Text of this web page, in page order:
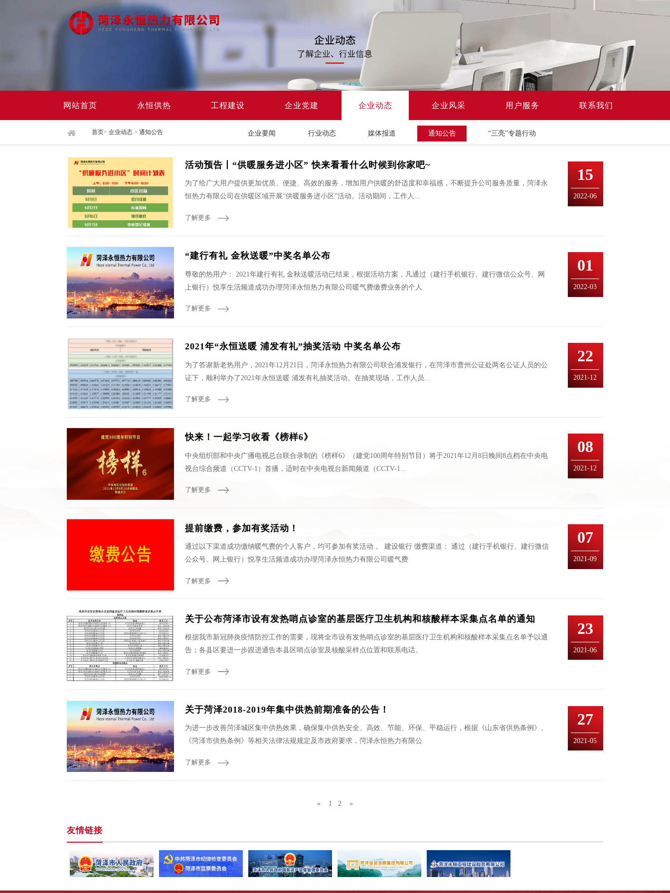
网站首页 永恒供热 工程建设 企业党建 企业动态 企业风采 用户服务 联系我们
首页> 企业动态> 通知公告 企业要闻 行业动态 媒体报道 通知公告 “三亮”专题行动
活动预告丨“供暖服务进小区” 快来看看什么时候到你家吧~
为了给广大用户提供更加优质、便捷、高效的服务，增加用户供暖的舒适度和幸福感，不断提升公司服务质量，菏泽永
恒热力有限公司在供暖区域开展“供暖服务进小区”活动。活动期间，工作人...
了解更多
15
2022-06
“建行有礼 金秋送暖”中奖名单公布
尊敬的热用户： 2021年建行有礼 金秋送暖活动已结束，根据活动方案，凡通过（建行手机银行、建行微信公众号、网
上银行）悦享生活频道成功办理菏泽永恒热力有限公司暖气费缴费业务的个人
了解更多
01
2022-03
2021年“永恒送暖 浦发有礼”抽奖活动 中奖名单公布
为了答谢新老热用户，2021年12月21日，菏泽永恒热力有限公司联合浦发银行，在菏泽市曹州公证处两名公证人员的公
证下，顺利举办了2021年永恒送暖 浦发有礼抽奖活动。在抽奖现场，工作人员...
了解更多
22
2021-12
快来！一起学习收看《榜样6》
中央组织部和中央广播电视总台联合录制的《榜样6》（建党100周年特别节目）将于2021年12月8日晚间8点档在中央电
视台综合频道（CCTV-1）首播，适时在中央电视台新闻频道（CCTV-1...
了解更多
08
2021-12
提前缴费，参加有奖活动！
通过以下渠道成功缴纳暖气费的个人客户，均可参加有奖活动 。 建设银行 缴费渠道： 通过（建行手机银行、建行微信
公众号、网上银行）悦享生活频道成功办理菏泽永恒热力有限公司暖气费
了解更多
07
2021-09
关于公布菏泽市设有发热哨点诊室的基层医疗卫生机构和核酸样本采集点名单的通知
根据我市新冠肺炎疫情防控工作的需要，现将全市设有发热哨点诊室的基层医疗卫生机构和核酸样本采集点名单予以通
告；各县区要进一步跟进通告本县区哨点诊室及核酸采样点位置和联系电话。
了解更多
23
2021-06
关于菏泽2018-2019年集中供热前期准备的公告！
为进一步改善菏泽城区集中供热效果，确保集中供热安全、高效、节能、环保、平稳运行，根据《山东省供热条例》、
《菏泽市供热条例》等相关法律法规规定及市政府要求，菏泽永恒热力有限公
了解更多
27
2021-05
« 1 2 »
友情链接